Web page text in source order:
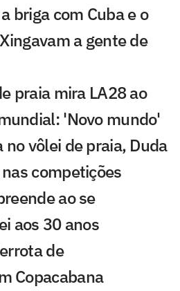
briga com Cuba e o
a gente de
praia mira LA28 ao
'Novo mundo'
vôlei de praia, Duda
competições
ao se
aos 30 anos
de
Copacabana